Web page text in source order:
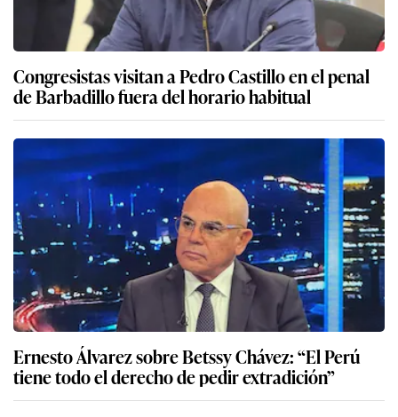
Congresistas visitan a Pedro Castillo en el penal
de Barbadillo fuera del horario habitual
Ernesto Álvarez sobre Betssy Chávez: “El Perú
tiene todo el derecho de pedir extradición”